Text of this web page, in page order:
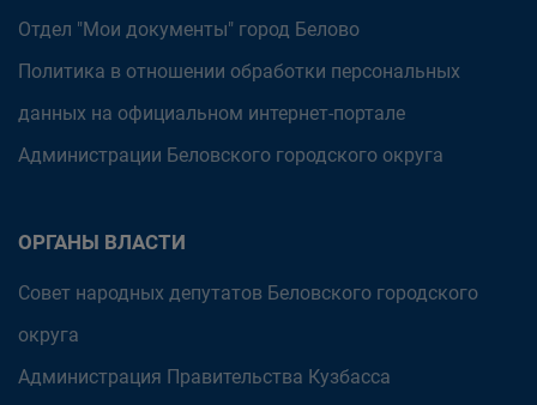
Отдел "Мои документы" город Белово
Политика в отношении обработки персональных
данных на официальном интернет-портале
Администрации Беловского городского округа
ОРГАНЫ ВЛАСТИ
Совет народных депутатов Беловского городского
округа
Администрация Правительства Кузбасса